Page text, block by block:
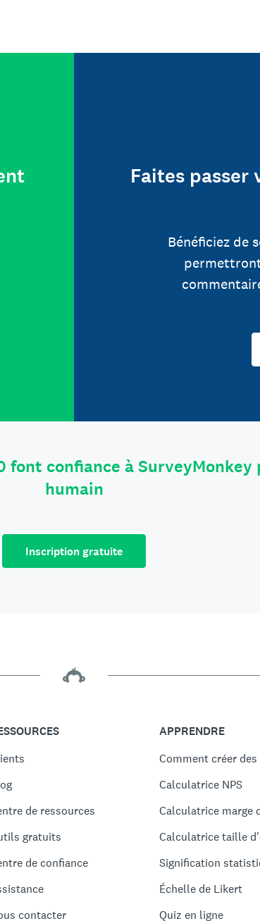
Faites passer
Bénéficiez de
confiance à
humain
Inscription gratuite
de ressources
gratuits
de confiance
contacter
APPRENDRE
Comment créer des
Calculatrice NPS
Calculatrice marge
Calculatrice taille
Signification
Échelle de Likert
Quiz en ligne